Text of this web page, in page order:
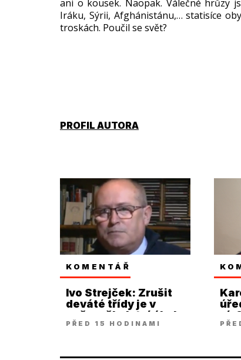
ani o kousek. Naopak. Válečné hrůzy
Iráku, Sýrii, Afghánistánu,… statisíce
troskách. Poučil se svět?
PROFIL AUTORA
KOMENTÁŘ
Ivo Strejček: Zrušit
deváté třídy je v
našem školství úkol
snad až poslední
PŘED 15 HODINAMI
víc?